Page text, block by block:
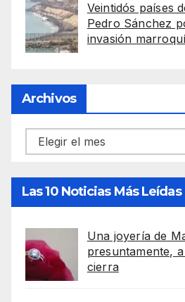
Veintidós países
Pedro Sánchez
invasión
Archivos
Archivos
Las 10 Noticias Más Leídas
Una joyería de
presuntamente,
cierra